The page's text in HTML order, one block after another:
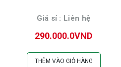
Giá sỉ : Liên hệ
290.000.0VND
THÊM VÀO GIỎ HÀNG